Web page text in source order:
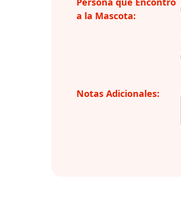
a la Mascota:
Notas Adicionales: